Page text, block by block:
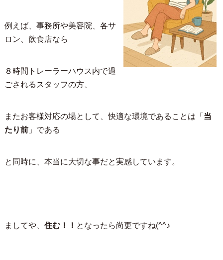
例えば、事務所や美容院、各サ
ロン、飲食店なら
８時間トレーラーハウス内で過
ごされるスタッフの方、
またお客様対応の場として、快適な環境であることは「 当
たり前」である
と同時に、本当に大切な事だと実感しています。
ましてや、 住む！！ となったら尚更ですね(^^♪